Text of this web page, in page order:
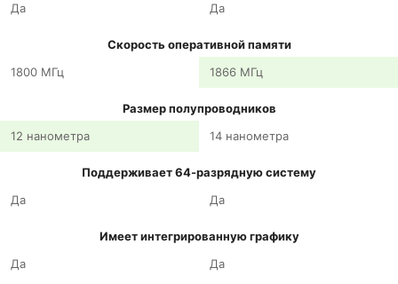
Да
Да
Скорость оперативной памяти
1800 МГц
1866 МГц
Размер полупроводников
12 нанометра
14 нанометра
Поддерживает 64-разрядную систему
Да
Да
Имеет интегрированную графику
Да
Да